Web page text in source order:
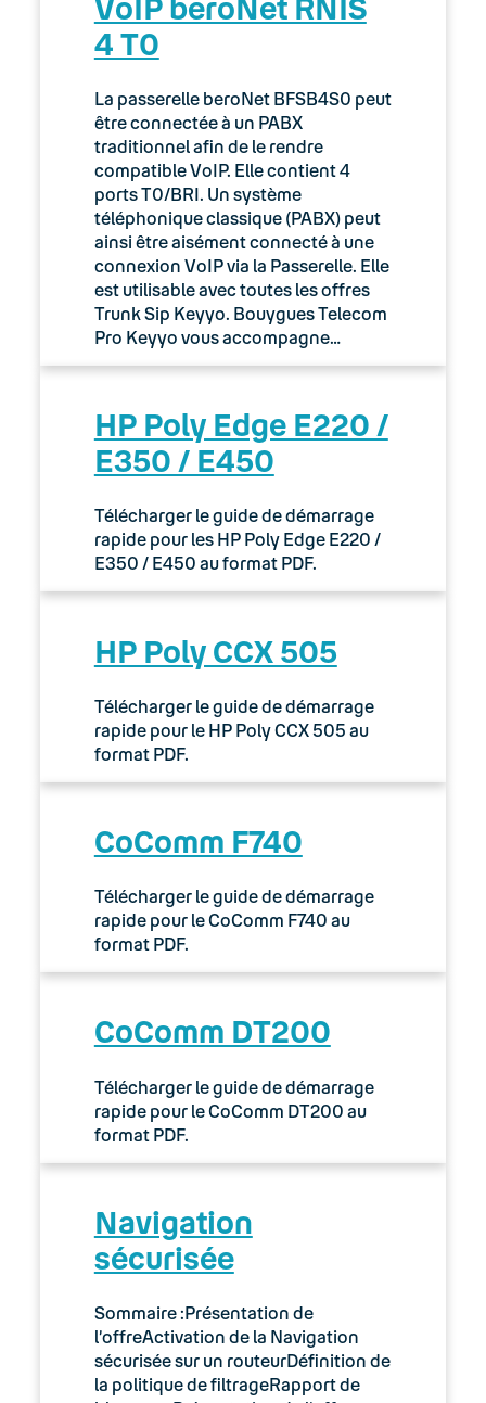
4 T0
La passerelle beroNet BFSB4S0 peut
être connectée à un PABX
traditionnel afin de le rendre
compatible VoIP. Elle contient 4
ports T0/BRI. Un système
téléphonique classique (PABX) peut
ainsi être aisément connecté à une
connexion VoIP via la Passerelle. Elle
est utilisable avec toutes les offres
Trunk Sip Keyyo. Bouygues Telecom
Pro Keyyo vous accompagne…
HP Poly Edge E220 /
E350 / E450
Télécharger le guide de démarrage
rapide pour les HP Poly Edge E220 /
E350 / E450 au format PDF.
HP Poly CCX 505
Télécharger le guide de démarrage
rapide pour le HP Poly CCX 505 au
format PDF.
CoComm F740
Télécharger le guide de démarrage
rapide pour le CoComm F740 au
format PDF.
CoComm DT200
Télécharger le guide de démarrage
rapide pour le CoComm DT200 au
format PDF.
Navigation
sécurisée
Sommaire :Présentation de
l’offreActivation de la Navigation
sécurisée sur un routeurDéfinition de
la politique de filtrageRapport de